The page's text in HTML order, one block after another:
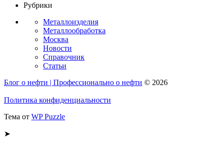
Рубрики
Металлоизделия
Металлообработка
Москва
Новости
Справочник
Статьи
Блог о нефти | Профессионально о нефти © 2026
Политика конфиденциальности
Тема от WP Puzzle
➤